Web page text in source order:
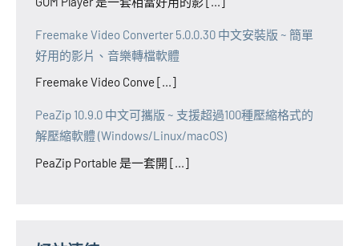
Freemake Video Converter 5.0.0.30 中文安裝版 ~ 簡單
好用的影片、音樂轉檔軟體
Freemake Video Conve [...]
PeaZip 10.9.0 中文可攜版 ~ 支援超過100種壓縮格式的
解壓縮軟體 (Windows/Linux/macOS)
PeaZip Portable 是一套開 [...]